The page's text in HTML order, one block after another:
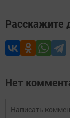
Расскажите
Нет